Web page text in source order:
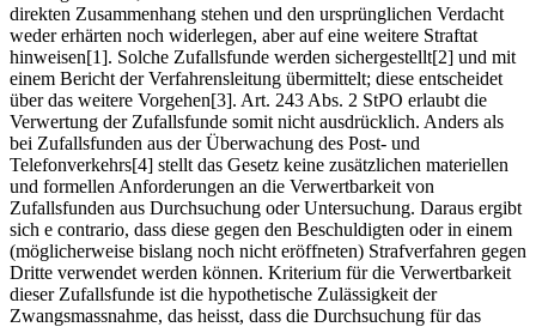
direkten Zusammenhang stehen und den ursprünglichen Verdacht
weder erhärten noch widerlegen, aber auf eine weitere Straftat
hinweisen[1]. Solche Zufallsfunde werden sichergestellt[2] und mit
einem Bericht der Verfahrensleitung übermittelt; diese entscheidet
über das weitere Vorgehen[3]. Art. 243 Abs. 2 StPO erlaubt die
Verwertung der Zufallsfunde somit nicht ausdrücklich. Anders als
bei Zufallsfunden aus der Überwachung des Post- und
Telefonverkehrs[4] stellt das Gesetz keine zusätzlichen materiellen
und formellen Anforderungen an die Verwertbarkeit von
Zufallsfunden aus Durchsuchung oder Untersuchung. Daraus ergibt
sich e contrario, dass diese gegen den Beschuldigten oder in einem
(möglicherweise bislang noch nicht eröffneten) Strafverfahren gegen
Dritte verwendet werden können. Kriterium für die Verwertbarkeit
dieser Zufallsfunde ist die hypothetische Zulässigkeit der
Zwangsmassnahme, das heisst, dass die Durchsuchung für das